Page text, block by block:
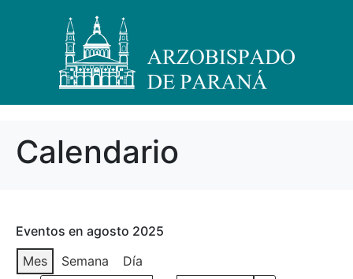
Calendario
Eventos en agosto 2025
Mes
Semana
Día